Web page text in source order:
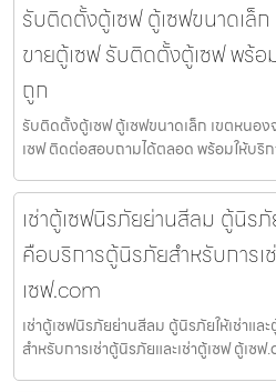
รับติดตั้งตู้เซฟ ตู้เซฟขนาดเล็
ขายตู้เซฟ รับติดตั้งตู้เซฟ พร้
ถูก
รับติดตั้งตู้เซฟ ตู้เซฟขนาดเล็ก เขตหนอ
เซฟ ติดต่อสอบถามได้ตลอด พร้อมให้บริก
เช่าตู้เซฟนิรภัยย่านสีลม ตู้นิรภัย
คือบริการตู้นิรภัยสำหรับการเ
เซฟ.com
เช่าตู้เซฟนิรภัยย่านสีลม ตู้นิรภัยให้เช่าแล
สำหรับการเช่าตู้นิรภัยและเช่าตู้เซฟ ตู้เซฟ